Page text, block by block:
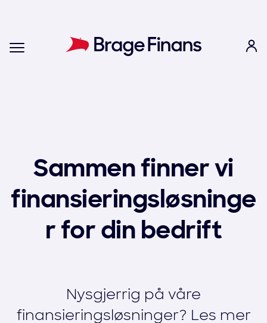
Sammen finner vi
finansieringsløsninge
r for din bedrift
Nysgjerrig på våre
finansieringsløsninger? Les mer